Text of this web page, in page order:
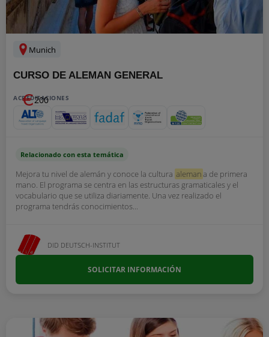
Munich
CURSO DE ALEMAN GENERAL
200
ACREDITACIONES
Relacionado con esta temática
Mejora tu nivel de alemán y conoce la cultura alemana de primera
mano. El programa se centra en las estructuras gramaticales y el
vocabulario que se utiliza diariamente. Una vez realizado el
programa tendrás conocimientos...
DID DEUTSCH-INSTITUT
SOLICITAR INFORMACIÓN